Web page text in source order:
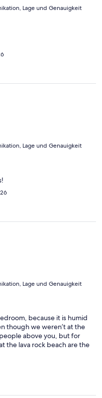
Lage und Genauigkeit
Lage und Genauigkeit
Lage und Genauigkeit
because it is humid
though we weren’t at the
above you, but for
the lava rock beach are the